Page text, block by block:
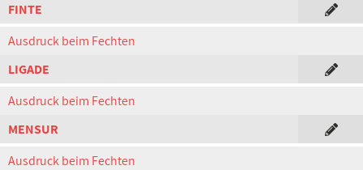
FINTE
Ausdruck beim Fechten
LIGADE
Ausdruck beim Fechten
MENSUR
Ausdruck beim Fechten